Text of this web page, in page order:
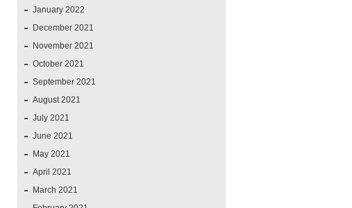
January 2022
December 2021
November 2021
October 2021
September 2021
August 2021
July 2021
June 2021
May 2021
April 2021
March 2021